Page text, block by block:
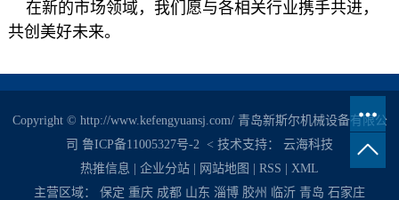
在新的市场领域，我们愿与各相关行业携手共进，
共创美好未来。
Copyright © http://www.kefengyuansj.com/ 青岛新斯尔机械设备有限公
司 鲁ICP备11005327号-2 < 技术支持： 云海科技
热推信息
企业分站 网站地图 RSS
XML
主营区域： 保定 重庆 成都 山东 淄博 胶州 临沂 青岛 石家庄